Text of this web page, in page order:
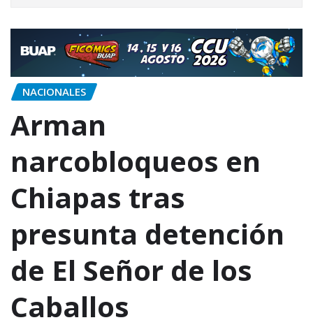
NACIONALES
Arman
narcobloqueos en
Chiapas tras
presunta detención
de El Señor de los
Caballos